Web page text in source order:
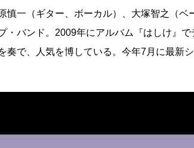
慎一（ギター、ボーカル）、大塚智之（ベ
・バンド。2009年にアルバム『はしけ』
奏で、人気を博している。今年7月に最新